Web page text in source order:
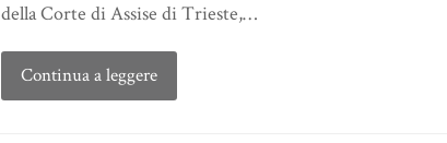
della Corte di Assise di Trieste,…
Continua a leggere